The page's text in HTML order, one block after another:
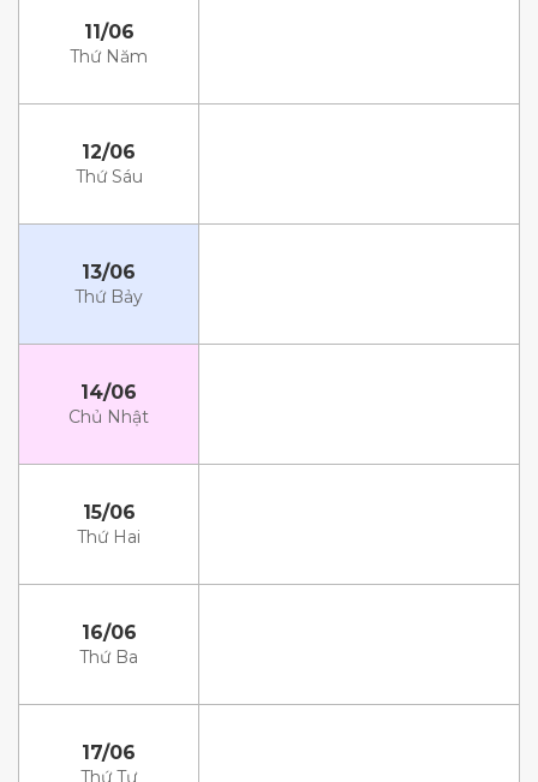
11/06
Thứ Năm
12/06
Thứ Sáu
13/06
Thứ Bảy
14/06
Chủ Nhật
15/06
Thứ Hai
16/06
Thứ Ba
17/06
Thứ Tư